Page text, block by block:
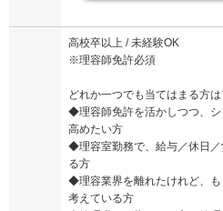
高校卒以上 / 未経験OK
※理容師免許必須
どれか一つでも当てはまる方
◆理容師免許を活かしつつ、
高めたい方
◆理容室勤務で、給与／休日
る方
◆理容業界を離れたけれど、も
考えている方